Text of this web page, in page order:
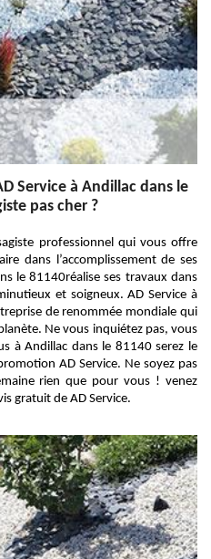
Service à Andillac dans le
pas cher ?
professionnel qui vous offre
dans l’accomplissement de ses
le 81140réalise ses travaux dans
et soigneux. AD Service à
de renommée mondiale qui
Ne vous inquiétez pas, vous
à Andillac dans le 81140 serez le
AD Service. Ne soyez pas
rien que pour vous ! venez
gratuit de AD Service.